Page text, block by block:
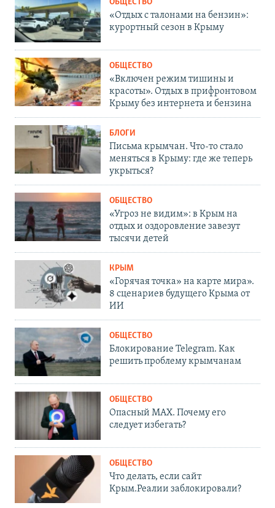
ОБЩЕСТВО
«Отдых с талонами на бензин»:
курортный сезон в Крыму
ОБЩЕСТВО
«Включен режим тишины и
красоты». Отдых в прифронтовом
Крыму без интернета и бензина
БЛОГИ
Письма крымчан. Что-то стало
меняться в Крыму: где же теперь
укрыться?
ОБЩЕСТВО
«Угроз не видим»: в Крым на
отдых и оздоровление завезут
тысячи детей
КРЫМ
«Горячая точка» на карте мира».
8 сценариев будущего Крыма от
ИИ
ОБЩЕСТВО
Блокирование Telegram. Как
решить проблему крымчанам
ОБЩЕСТВО
Опасный MAX. Почему его
следует избегать?
ОБЩЕСТВО
Что делать, если сайт
Крым.Реалии заблокировали?